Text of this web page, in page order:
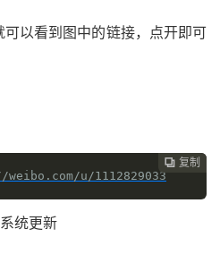
以看到图中的链接，点开即可
 复制
weibo.com/u/1112829033
统更新